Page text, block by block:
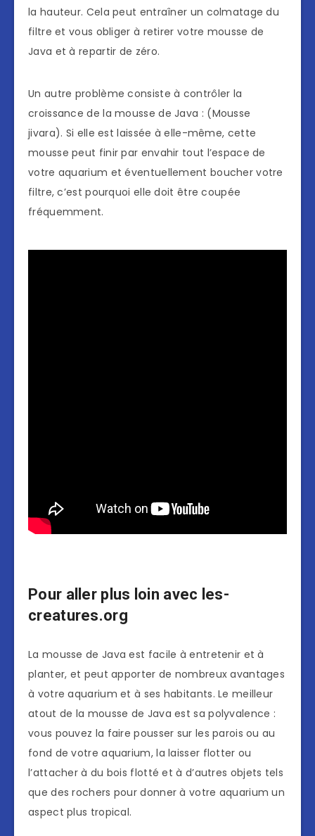
la hauteur. Cela peut entraîner un colmatage du
filtre et vous obliger à retirer votre mousse de
Java et à repartir de zéro.
Un autre problème consiste à contrôler la
croissance de la mousse de Java : (Mousse
jivara). Si elle est laissée à elle-même, cette
mousse peut finir par envahir tout l’espace de
votre aquarium et éventuellement boucher votre
filtre, c’est pourquoi elle doit être coupée
fréquemment.
Pour aller plus loin avec les-
creatures.org
La mousse de Java est facile à entretenir et à
planter, et peut apporter de nombreux avantages
à votre aquarium et à ses habitants. Le meilleur
atout de la mousse de Java est sa polyvalence :
vous pouvez la faire pousser sur les parois ou au
fond de votre aquarium, la laisser flotter ou
l’attacher à du bois flotté et à d’autres objets tels
que des rochers pour donner à votre aquarium un
aspect plus tropical.